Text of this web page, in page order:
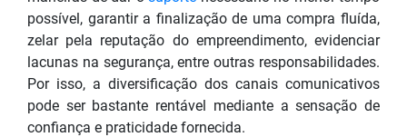
possível, garantir a finalização de uma compra fluída,
zelar pela reputação do empreendimento, evidenciar
lacunas na segurança, entre outras responsabilidades.
Por isso, a diversificação dos canais comunicativos
pode ser bastante rentável mediante a sensação de
confiança e praticidade fornecida.